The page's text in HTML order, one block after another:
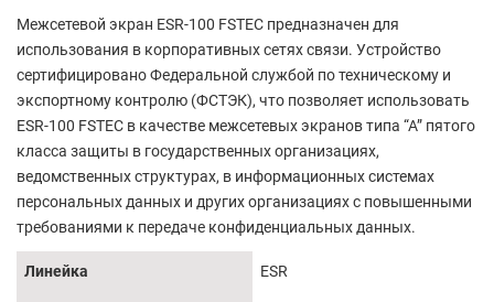
Межсетевой экран ESR-100 FSTEC предназначен для
использования в корпоративных сетях связи. Устройство
сертифицировано Федеральной службой по техническому и
экспортному контролю (ФСТЭК), что позволяет использовать
ESR-100 FSTEC в качестве межсетевых экранов типа “А” пятого
класса защиты в государственных организациях,
ведомственных структурах, в информационных системах
персональных данных и других организациях с повышенными
требованиями к передаче конфиденциальных данных.
Линейка ESR